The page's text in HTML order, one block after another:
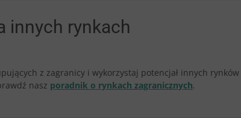
innych rynkach
z zagranicy i wykorzystaj potencjał innych
nasz poradnik o rynkach zagranicznych.